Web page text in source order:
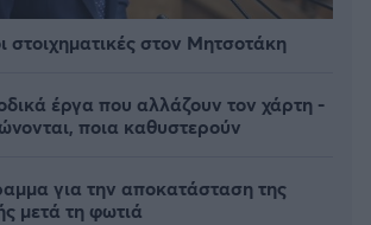
στοιχηματικές στον Μητσοτάκη
έργα που αλλάζουν τον χάρτη -
ποια καθυστερούν
για την αποκατάσταση της
μετά τη φωτιά